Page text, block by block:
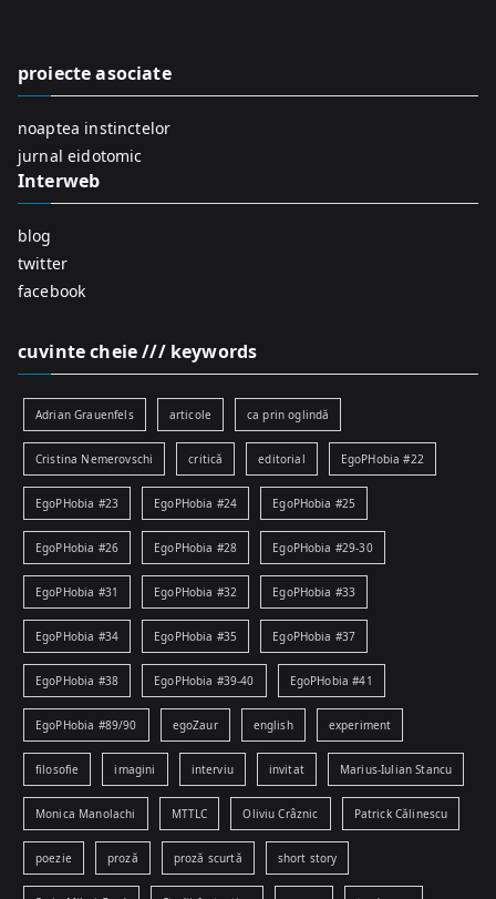
o
proiecte asociate
noaptea instinctelor
jurnal eidotomic
Interweb
blog
twitter
facebook
cuvinte cheie /// keywords
Adrian Grauenfels articole ca prin oglindă
Cristina Nemerovschi critică editorial EgoPHobia #22
EgoPHobia #23 EgoPHobia #24 EgoPHobia #25
EgoPHobia #26 EgoPHobia #28 EgoPHobia #29-30
EgoPHobia #31 EgoPHobia #32 EgoPHobia #33
EgoPHobia #34 EgoPHobia #35 EgoPHobia #37
EgoPHobia #38 EgoPHobia #39-40 EgoPHobia #41
EgoPHobia #89/90 egoZaur english experiment
filosofie imagini interviu invitat Marius-Iulian Stancu
Monica Manolachi MTTLC Oliviu Crâznic Patrick Călinescu
poezie proză proză scurtă short story